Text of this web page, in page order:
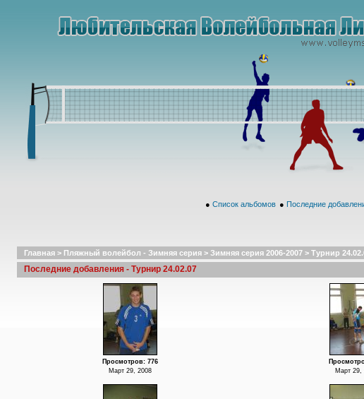
● Список альбомов ● Последние
Главная > Пляжный волейбол - Зимняя серия > Зимняя серия 2006-2007 > Турнир
Последние добавления - Турнир 24.02.07
Просмотров: 776
Март 29, 2008
Март 29,